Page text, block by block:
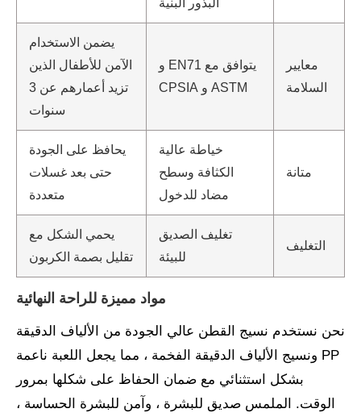
البذور البنية
معايير
السلامة
يتوافق مع EN71 و
ASTM و CPSIA
يضمن الاستخدام
الآمن للأطفال الذين
تزيد أعمارهم عن 3
سنوات
متانة
خياطة عالية
الكثافة وسطح
مضاد للدخول
يحافظ على الجودة
حتى بعد غسلات
متعددة
التغليف
تغليف الصديق
للبيئة
يحمي الشكل مع
تقليل بصمة الكربون
مواد مميزة للراحة النهائية
نحن نستخدم نسيج القطن عالي الجودة من الألياف الدقيقة
PP ونسيج الألياف الدقيقة الفخمة ، مما يجعل اللعبة ناعمة
بشكل استثنائي مع ضمان الحفاظ على شكلها بمرور
الوقت. الملمس صديق للبشرة ، وآمن للبشرة الحساسة ،